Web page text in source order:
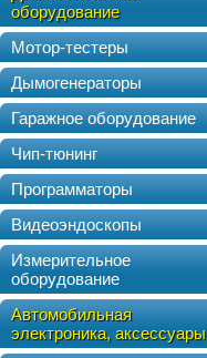
оборудование
Мотор-тестеры
Дымогенераторы
Гаражное оборудование
Чип-тюнинг
Программаторы
Видеоэндоскопы
Измерительное
оборудование
Автомобильная
электроника, аксессуары